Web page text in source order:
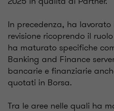
In precedenza, ha
revisione ricoprendo il
ha maturato specifiche
Banking and Finance
bancarie e finanziarie
quotati in Borsa.
Tra le aree nelle quali ha